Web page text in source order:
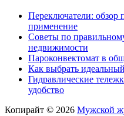
Переключатели: обзор
применение
Советы по
недвижимости
Пароконвектомат в
Как выбрать
Гидравлические
удобство
Копирайт © 2026 Мужской